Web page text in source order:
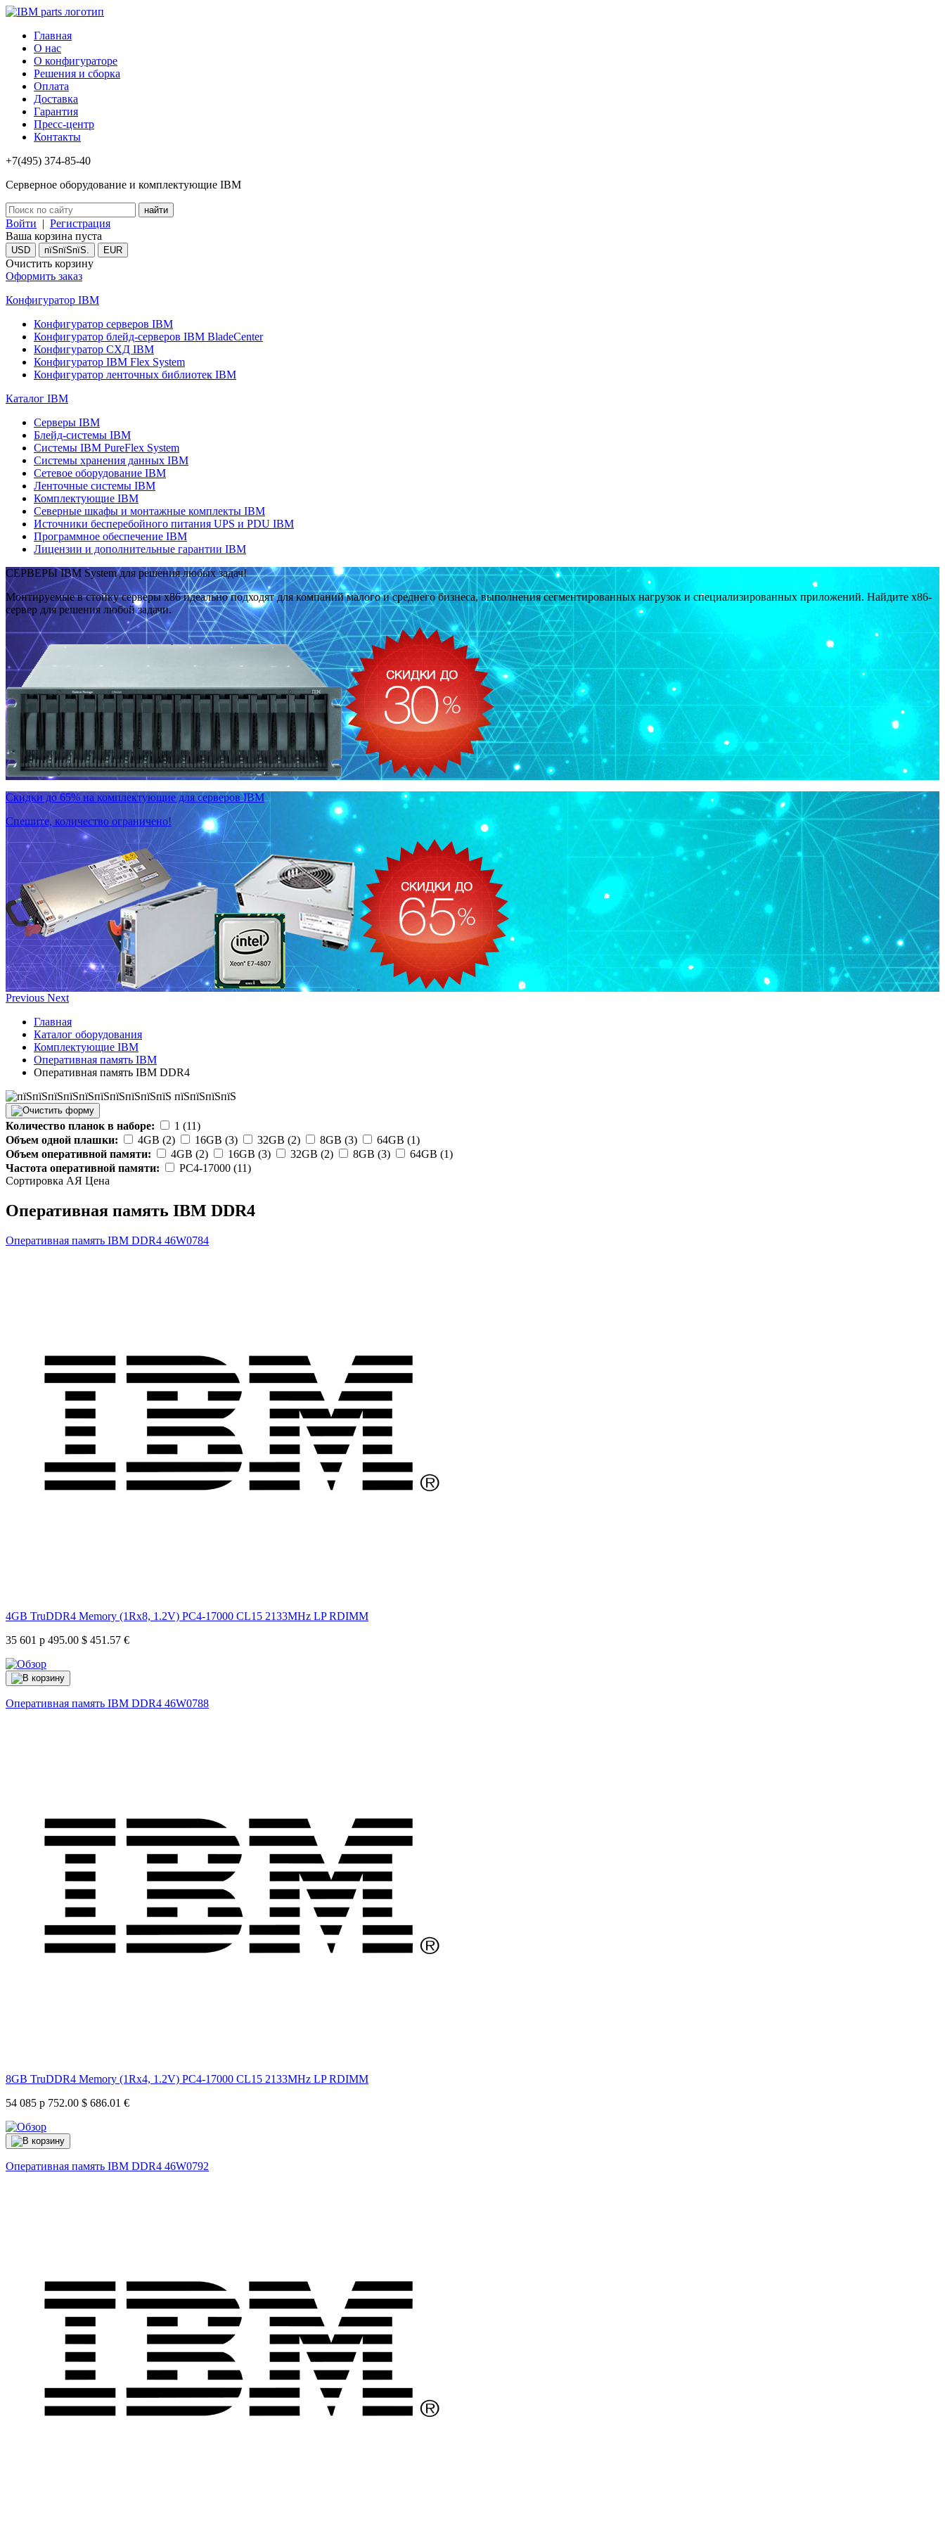
Главная
О нас
О конфигураторе
Решения и сборка
Оплата
Доставка
Гарантия
Пресс-центр
Контакты
+7(495) 374-85-40
Серверное оборудование и комплектующие IBM
Войти | Регистрация
Ваша корзина пуста
USD пїЅпїЅпїЅ. EUR
Очистить корзину
Оформить заказ
Конфигуратор IBM
Конфигуратор серверов IBM
Конфигуратор блейд-серверов IBM BladeCenter
Конфигуратор СХД IBM
Конфигуратор IBM Flex System
Конфигуратор ленточных библиотек IBM
Каталог IBM
Серверы IBM
Блейд-системы IBM
Системы IBM PureFlex System
Системы хранения данных IBM
Сетевое оборудование IBM
Ленточные системы IBM
Комплектующие IBM
Северные шкафы и монтажные комплекты IBM
Источники бесперебойного питания UPS и PDU IBM
Программное обеспечение IBM
Лицензии и дополнительные гарантии IBM
СЕРВЕРЫ IBM System для решения любых задач!
Монтируемые в стойку серверы x86 идеально подходят для компаний малого и среднего бизнеса, выполнения сегментированных нагрузок и специализированных приложений. Найдите x86-
сервер для решения любой задачи.
Скидки до 65% на комплектующие для серверов IBM
Спешите, количество ограничено!
Previous Next
Главная
Каталог оборудования
Комплектующие IBM
Оперативная память IBM
Оперативная память IBM DDR4
Количество планок в наборе:
1 (11)
Объем одной плашки:
4GB (2) 16GB (3) 32GB (2) 8GB (3)
64GB (1)
Объем оперативной памяти:
4GB (2) 16GB (3) 32GB (2) 8GB (3)
64GB (1)
Частота оперативной памяти:
PC4-17000 (11)
Сортировка АЯ Ценa
Оперативная память IBM DDR4
Оперативная память IBM DDR4 46W0784
4GB TruDDR4 Memory (1Rx8, 1.2V) PC4-17000 CL15 2133MHz LP RDIMM
35 601 р 495.00 $ 451.57 €
Оперативная память IBM DDR4 46W0788
8GB TruDDR4 Memory (1Rx4, 1.2V) PC4-17000 CL15 2133MHz LP RDIMM
54 085 р 752.00 $ 686.01 €
Оперативная память IBM DDR4 46W0792